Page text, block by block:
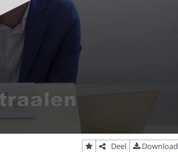
Deel Download